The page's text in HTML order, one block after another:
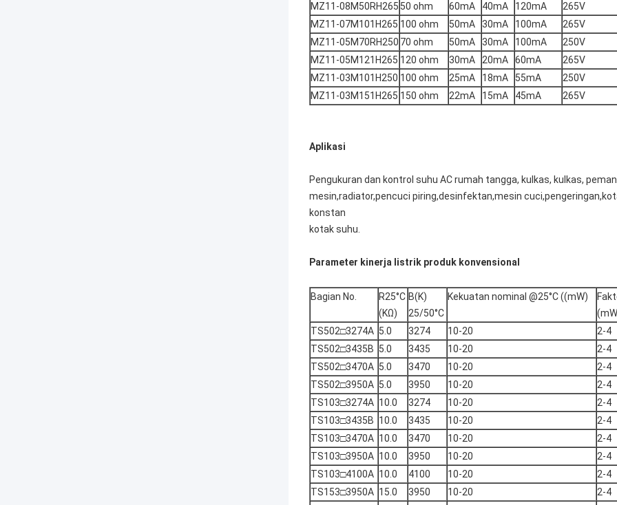
MZ11-08M50RH265 50 ohm 60mA 40mA 120mA 265V
MZ11-07M101H265 100 ohm 50mA 30mA 100mA 265V
MZ11-05M70RH250 70 ohm 50mA 30mA 100mA 250V
MZ11-05M121H265 120 ohm 30mA 20mA 60mA 265V
MZ11-03M101H250 100 ohm 25mA 18mA 55mA 250V
MZ11-03M151H265 150 ohm 22mA 15mA 45mA 265V
Aplikasi
Pengukuran dan kontrol suhu AC rumah tangga, kulkas, kulkas,
mesin,radiator,pencuci piring,desinfektan,mesin
konstan
kotak suhu.
Parameter kinerja listrik produk konvensional
Bagian No.
R25°C
(KΩ)
B(K)
25/50°C
Kekuatan nominal @25°C ((mW)
TS502□3274A 5.0 3274 10-20 2-4
TS502□3435B 5.0 3435 10-20 2-4
TS502□3470A 5.0 3470 10-20 2-4
TS502□3950A 5.0 3950 10-20 2-4
TS103□3274A 10.0 3274 10-20 2-4
TS103□3435B 10.0 3435 10-20 2-4
TS103□3470A 10.0 3470 10-20 2-4
TS103□3950A 10.0 3950 10-20 2-4
TS103□4100A 10.0 4100 10-20 2-4
TS153□3950A 15.0 3950 10-20 2-4